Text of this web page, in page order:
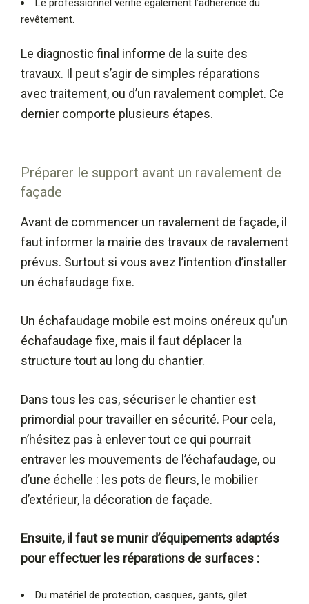
Le professionnel vérifie également l’adhérence du
revêtement.
Le diagnostic final informe de la suite des
travaux. Il peut s’agir de simples réparations
avec traitement, ou d’un ravalement complet. Ce
dernier comporte plusieurs étapes.
Préparer le support avant un ravalement de
façade
Avant de commencer un ravalement de façade, il
faut informer la mairie des travaux de ravalement
prévus. Surtout si vous avez l’intention d’installer
un échafaudage fixe.
Un échafaudage mobile est moins onéreux qu’un
échafaudage fixe, mais il faut déplacer la
structure tout au long du chantier.
Dans tous les cas, sécuriser le chantier est
primordial pour travailler en sécurité. Pour cela,
n’hésitez pas à enlever tout ce qui pourrait
entraver les mouvements de l’échafaudage, ou
d’une échelle : les pots de fleurs, le mobilier
d’extérieur, la décoration de façade.
Ensuite, il faut se munir d’équipements adaptés
pour effectuer les réparations de surfaces :
Du matériel de protection, casques, gants, gilet